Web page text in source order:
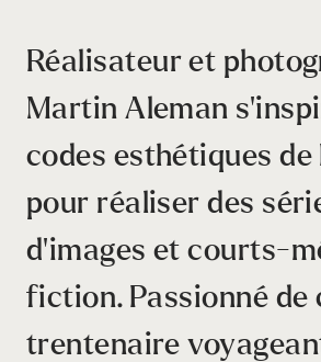
Réalisateur et
Martin Aleman
codes esthétiques de
pour réaliser des
d’images et courts-
fiction. Passionné de
trentenaire